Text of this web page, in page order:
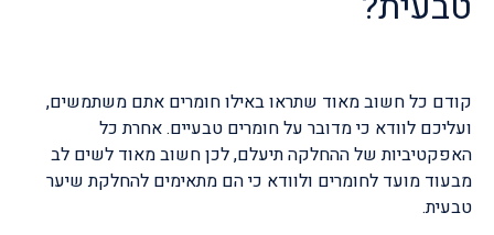
קודם כל חשוב מאוד שתראו באילו חומרים אתם משתמשים,
ועליכם לוודא כי מדובר על חומרים טבעיים. אחרת כל
האפקטיביות של ההחלקה תיעלם, לכן חשוב מאוד לשים לב
מבעוד מועד לחומרים ולוודא כי הם מתאימים להחלקת שיער
טבעית.